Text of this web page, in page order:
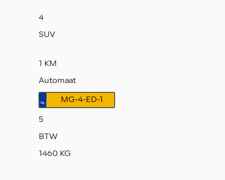
4
SUV
1 KM
Automaat
MG-4-ED-1
5
BTW
1460 KG